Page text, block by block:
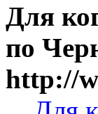
Для
по
http://